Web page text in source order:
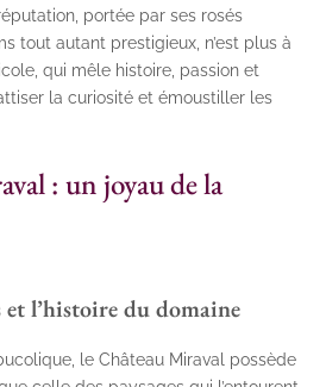
portée par ses rosés
tout autant prestigieux, n’est plus à
qui mêle histoire, passion et
la curiosité et émoustiller les
: un joyau de la
et l’histoire du domaine
le Château Miraval possède